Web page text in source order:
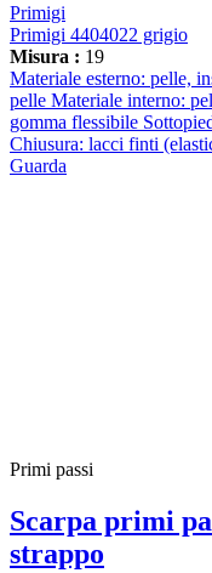
Primigi
Primigi 4404022 grigio
Misura : 19
Materiale esterno: pelle,
pelle Materiale interno:
gomma flessibile
Chiusura: lacci finti
Guarda
Primi passi
Scarpa primi
strappo